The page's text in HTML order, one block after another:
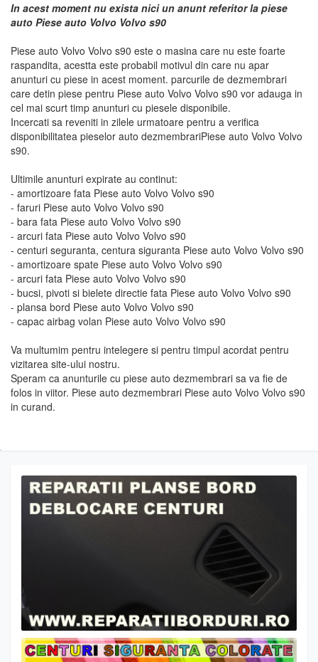
In acest moment nu exista nici un anunt referitor la piese
auto Piese auto Volvo Volvo s90
Piese auto Volvo Volvo s90 este o masina care nu este foarte
raspandita, acestta este probabil motivul din care nu apar
anunturi cu piese in acest moment. parcurile de dezmembrari
care detin piese pentru Piese auto Volvo Volvo s90 vor adauga in
cel mai scurt timp anunturi cu piesele disponibile.
Incercati sa reveniti in zilele urmatoare pentru a verifica
disponibilitatea pieselor auto dezmembrariPiese auto Volvo Volvo
s90.
Ultimile anunturi expirate au continut:
- amortizoare fata Piese auto Volvo Volvo s90
- faruri Piese auto Volvo Volvo s90
- bara fata Piese auto Volvo Volvo s90
- arcuri fata Piese auto Volvo Volvo s90
- centuri seguranta, centura siguranta Piese auto Volvo Volvo s90
- amortizoare spate Piese auto Volvo Volvo s90
- arcuri fata Piese auto Volvo Volvo s90
- bucsi, pivoti si bielete directie fata Piese auto Volvo Volvo s90
- plansa bord Piese auto Volvo Volvo s90
- capac airbag volan Piese auto Volvo Volvo s90
Va multumim pentru intelegere si pentru timpul acordat pentru
vizitarea site-ului nostru.
Speram ca anunturile cu piese auto dezmembrari sa va fie de
folos in viitor. Piese auto dezmembrari Piese auto Volvo Volvo s90
in curand.